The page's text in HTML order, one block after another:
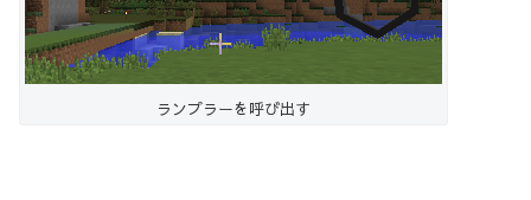
ランプラーを呼び出す